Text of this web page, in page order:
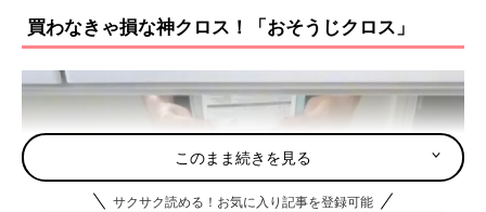
ックエンドの活用法を紹介します。整理収納ア
ドバイザーのおすすめポイントとあわせて、ぜ
ひ参考にしてみてくださいね！
買わなきゃ損な神クロス！「おそうじクロス」
このまま続きを見る
サクサク読める！お気に入り記事を登録可能